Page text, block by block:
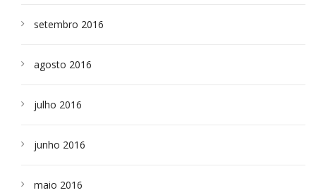
setembro 2016
agosto 2016
julho 2016
junho 2016
maio 2016